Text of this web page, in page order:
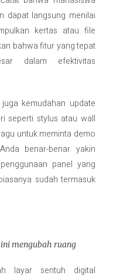
dapat langsung menilai
kertas atau file
bahwa fitur yang tepat
dalam efektivitas
kemudahan update
seperti stylus atau wall
untuk meminta demo
benar-benar yakin
panel yang
sudah termasuk
mengubah ruang
layar sentuh digital